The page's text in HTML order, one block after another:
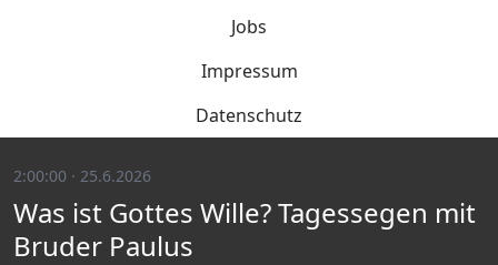
Jobs
Impressum
Datenschutz
2:00:00 · 25.6.2026
Was ist Gottes Wille? Tagessegen mit
Bruder Paulus